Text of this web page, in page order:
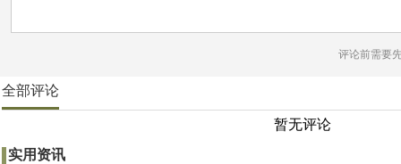
评论前需要
全部评论
暂无评论
实用资讯